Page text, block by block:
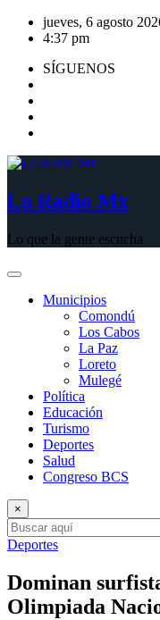
Saltar
jueves, 6 agosto
4:37 pm
SÍGUENOS
La Radio Mx
Lo que la gente escucha
Municipios
Comondú
Los Cabos
La Paz
Loreto
Mulegé
Política
Educación
Turismo
Deportes
Salud
Congreso BCS
×
Deportes
Dominan
Olimpiada